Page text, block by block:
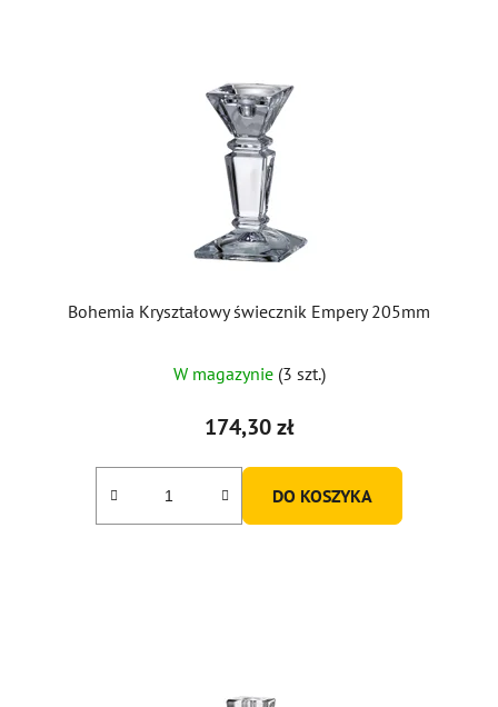
Bohemia Kryształowy świecznik Empery 205mm
ocena
produktu
3,0
W magazynie (3 szt.)
174,30 zł
DO KOSZYKA